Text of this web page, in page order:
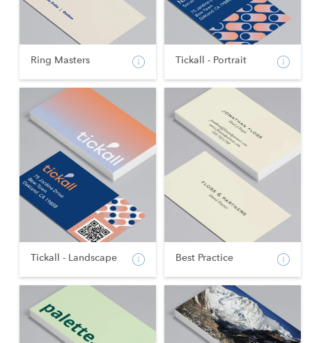
Ring Masters Tickall - Portrait
Tickall - Landscape Best Practice